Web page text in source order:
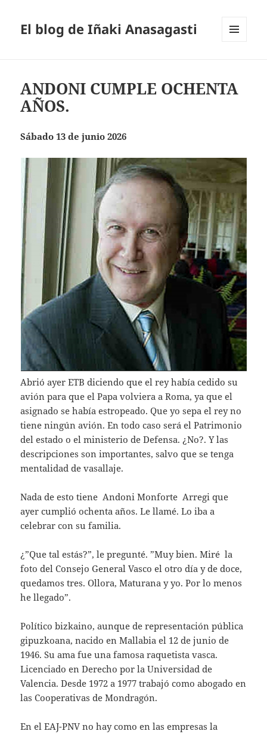
El blog de Iñaki Anasagasti
ANDONI CUMPLE OCHENTA
AÑOS.
Sábado 13 de junio 2026
Abrió ayer ETB diciendo que el rey había cedido su
avión para que el Papa volviera a Roma, ya que el
asignado se había estropeado. Que yo sepa el rey no
tiene ningún avión. En todo caso será el Patrimonio
del estado o el ministerio de Defensa. ¿No?. Y las
descripciones son importantes, salvo que se tenga
mentalidad de vasallaje.
Nada de esto tiene Andoni Monforte Arregi que
ayer cumplió ochenta años. Le llamé. Lo iba a
celebrar con su familia.
¿”Que tal estás?”, le pregunté. ”Muy bien. Miré la
foto del Consejo General Vasco el otro día y de doce,
quedamos tres. Ollora, Maturana y yo. Por lo menos
he llegado”.
Político bizkaino, aunque de representación pública
gipuzkoana, nacido en Mallabia el 12 de junio de
1946. Su ama fue una famosa raquetista vasca.
Licenciado en Derecho por la Universidad de
Valencia. Desde 1972 a 1977 trabajó como abogado en
las Cooperativas de Mondragón.
En el EAJ-PNV no hay como en las empresas la